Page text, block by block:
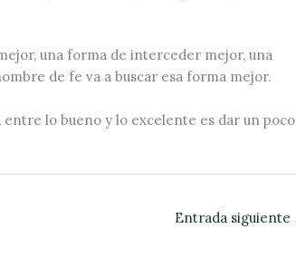
una forma de interceder mejor, una
de fe va a buscar esa forma mejor.
lo bueno y lo excelente es dar un poco
Entrada siguiente